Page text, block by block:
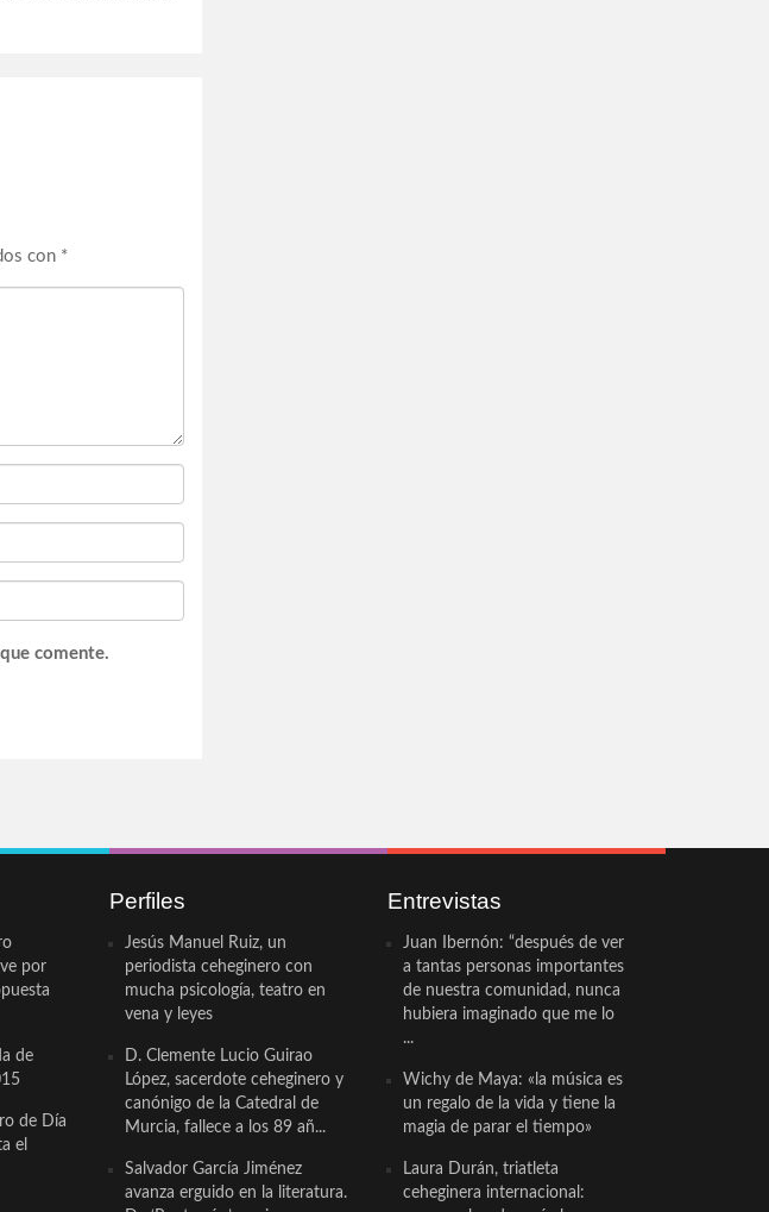
con *
comente.
por
de
de Día
el
Perfiles
Jesús Manuel Ruiz, un
periodista ceheginero con
mucha psicología, teatro en
vena y leyes
D. Clemente Lucio Guirao
López, sacerdote ceheginero y
canónigo de la Catedral de
Murcia, fallece a los 89 añ...
Salvador García Jiménez
avanza erguido en la literatura.
Entrevistas
Juan Ibernón: “después de ver
a tantas personas importantes
de nuestra comunidad, nunca
hubiera imaginado que me lo
...
Wichy de Maya: «la música es
un regalo de la vida y tiene la
magia de parar el tiempo»
Laura Durán, triatleta
ceheginera internacional: